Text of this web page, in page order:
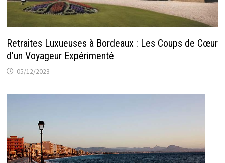
Retraites Luxueuses à Bordeaux : Les Coups de Cœur
d’un Voyageur Expérimenté
05/12/2023